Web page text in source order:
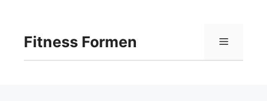
Fitness Formen Menu